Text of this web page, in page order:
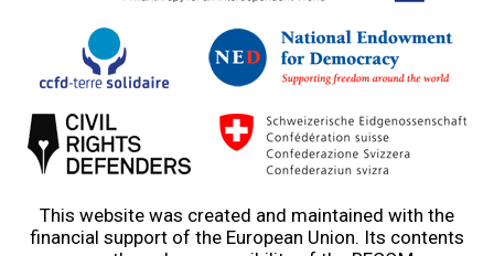
This website was created and maintained with the
financial support of the European Union. Its contents